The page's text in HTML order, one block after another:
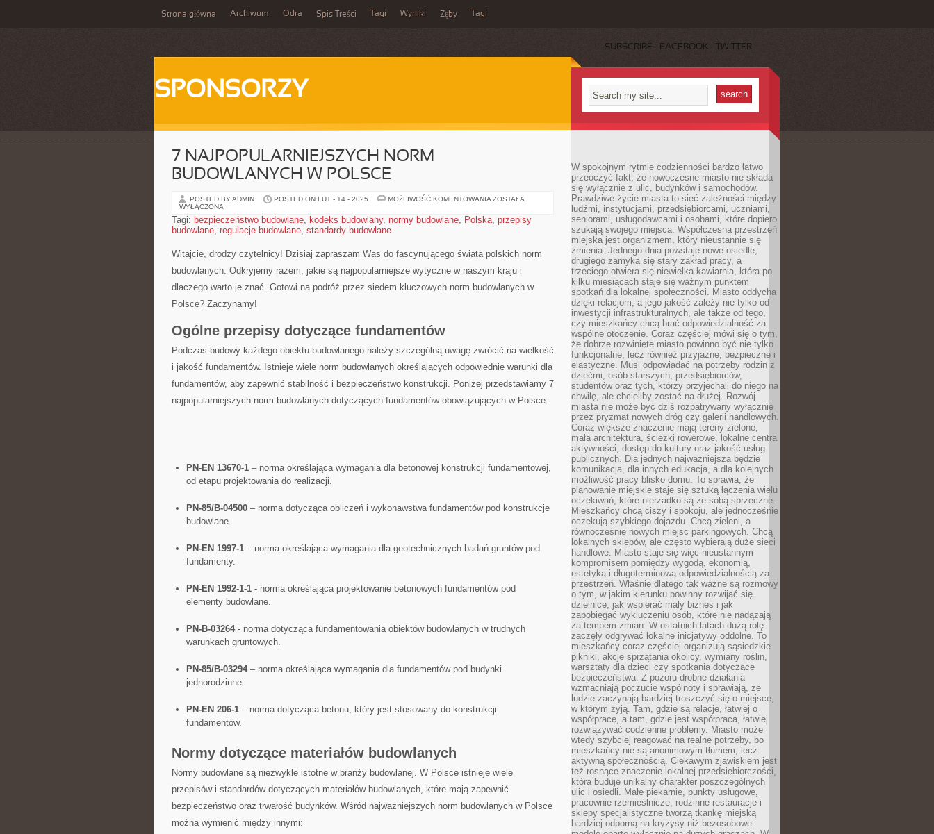
Strona główna Archiwum Odra Spis Treści Tagi Wyniki Zęby Tagi
SUBSCRIBE FACEBOOK TWITTER
SPONSORZY
7 NAJPOPULARNIEJSZYCH NORM
BUDOWLANYCH W POLSCE
POSTED BY ADMIN POSTED ON LUT - 14 - 2025 MOŻLIWOŚĆ KOMENTOWANIA 7
NAJPOPULARNIEJSZYCH
BUDOWLANYCH
ZOSTAŁA
WYŁĄCZONA
Tagi: bezpieczeństwo budowlane, kodeks budowlany, normy budowlane, Polska, przepisy
budowlane, regulacje budowlane, standardy budowlane
Witajcie, drodzy⁤ czytelnicy! Dzisiaj ⁣zapraszam Was do fascynującego świata ⁤polskich norm
budowlanych. Odkryjemy razem, jakie są najpopularniejsze wytyczne w naszym kraju⁢ i
dlaczego warto ​je znać. ‍Gotowi na podróż przez siedem kluczowych norm budowlanych w
Polsce?⁢ Zaczynamy!
Ogólne ⁤przepisy dotyczące fundamentów
Podczas budowy każdego‌ obiektu budowlanego należy szczególną uwagę zwrócić na wielkość
i⁣ jakość fundamentów. Istnieje wiele norm budowlanych określających odpowiednie warunki dla
fundamentów, aby zapewnić stabilność i ‌bezpieczeństwo konstrukcji. Poniżej przedstawiamy‌ 7
najpopularniejszych norm⁢ budowlanych ​dotyczących‍ fundamentów ⁣obowiązujących ‍w Polsce:
PN-EN 13670-1– norma określająca wymagania dla betonowej konstrukcji fundamentowej,
od ⁢etapu projektowania do ‌realizacji.
PN-85/B-04500– norma dotycząca obliczeń i wykonawstwa⁢ fundamentów pod konstrukcje
budowlane.
PN-EN 1997-1– norma określająca wymagania dla ​geotechnicznych badań gruntów pod
fundamenty.
PN-EN 1992-1-1-⁤ norma⁣ określająca projektowanie betonowych fundamentów pod
elementy budowlane.
PN-B-03264-⁣ norma ⁢dotycząca fundamentowania obiektów budowlanych w ⁤trudnych⁤
warunkach gruntowych.
PN-85/B-03294– norma określająca wymagania dla ‍fundamentów ‍pod budynki
jednorodzinne.
PN-EN 206-1– norma dotycząca betonu, który jest‌ stosowany do konstrukcji
fundamentów.
Normy dotyczące materiałów budowlanych
Normy budowlane ‍są niezwykle istotne‍ w branży budowlanej. W Polsce ⁣istnieje wiele
przepisów i standardów dotyczących ​materiałów budowlanych, które mają zapewnić
bezpieczeństwo oraz trwałość⁣ budynków. Wśród najważniejszych norm​ budowlanych ‌w Polsce
można wymienić ‌między ‌innymi:
W spokojnym rytmie codzienności bardzo łatwo
przeoczyć fakt, że nowoczesne miasto nie składa
się wyłącznie z ulic, budynków i samochodów.
Prawdziwe życie miasta to sieć zależności między
ludźmi, instytucjami, przedsiębiorcami, uczniami,
seniorami, usługodawcami i osobami, które dopiero
szukają swojego miejsca. Współczesna przestrzeń
miejska jest organizmem, który nieustannie się
zmienia. Jednego dnia powstaje nowe osiedle,
drugiego zamyka się stary zakład pracy, a
trzeciego otwiera się niewielka kawiarnia, która po
kilku miesiącach staje się ważnym punktem
spotkań dla lokalnej społeczności. Miasto oddycha
dzięki relacjom, a jego jakość zależy nie tylko od
inwestycji infrastrukturalnych, ale także od tego,
czy mieszkańcy chcą brać odpowiedzialność za
wspólne otoczenie. Coraz częściej mówi się o tym,
że dobrze rozwinięte miasto powinno być nie tylko
funkcjonalne, lecz również przyjazne, bezpieczne i
elastyczne. Musi odpowiadać na potrzeby rodzin z
dziećmi, osób starszych, przedsiębiorców,
studentów oraz tych, którzy przyjechali do niego na
chwilę, ale chcieliby zostać na dłużej. Rozwój
miasta nie może być dziś rozpatrywany wyłącznie
przez pryzmat nowych dróg czy galerii handlowych.
Coraz większe znaczenie mają tereny zielone,
mała architektura, ścieżki rowerowe, lokalne centra
aktywności, dostęp do kultury oraz jakość usług
publicznych. Dla jednych najważniejsza będzie
komunikacja, dla innych edukacja, a dla kolejnych
możliwość pracy blisko domu. To sprawia, że
planowanie miejskie staje się sztuką łączenia wielu
oczekiwań, które nierzadko są ze sobą sprzeczne.
Mieszkańcy chcą ciszy i spokoju, ale jednocześnie
oczekują szybkiego dojazdu. Chcą zieleni, a
równocześnie nowych miejsc parkingowych. Chcą
lokalnych sklepów, ale często wybierają duże sieci
handlowe. Miasto staje się więc nieustannym
kompromisem pomiędzy wygodą, ekonomią,
estetyką i długoterminową odpowiedzialnością za
przestrzeń. Właśnie dlatego tak ważne są rozmowy
o tym, w jakim kierunku powinny rozwijać się
dzielnice, jak wspierać mały biznes i jak
zapobiegać wykluczeniu osób, które nie nadążają
za tempem zmian. W ostatnich latach dużą rolę
zaczęły odgrywać lokalne inicjatywy oddolne. To
mieszkańcy coraz częściej organizują sąsiedzkie
pikniki, akcje sprzątania okolicy, wymiany roślin,
warsztaty dla dzieci czy spotkania dotyczące
bezpieczeństwa. Z pozoru drobne działania
wzmacniają poczucie wspólnoty i sprawiają, że
ludzie zaczynają bardziej troszczyć się o miejsce,
w którym żyją. Tam, gdzie są relacje, łatwiej o
współpracę, a tam, gdzie jest współpraca, łatwiej
rozwiązywać codzienne problemy. Miasto może
wtedy szybciej reagować na realne potrzeby, bo
mieszkańcy nie są anonimowym tłumem, lecz
aktywną społecznością. Ciekawym zjawiskiem jest
też rosnące znaczenie lokalnej przedsiębiorczości,
która buduje unikalny charakter poszczególnych
ulic i osiedli. Małe piekarnie, punkty usługowe,
pracownie rzemieślnicze, rodzinne restauracje i
sklepy specjalistyczne tworzą tkankę miejską
bardziej odporną na kryzysy niż bezosobowe